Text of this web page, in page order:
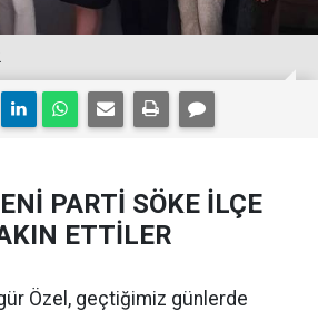
PARTİ SÖKE İLÇE
ETTİLER
Özel, geçtiğimiz günlerde